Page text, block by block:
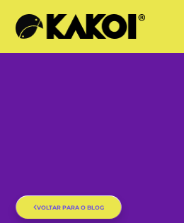
VOLTAR PARA O BLOG